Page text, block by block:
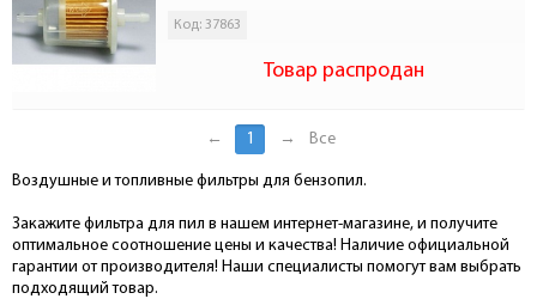
Код: 37863
Товар распродан
← 1 → Все
Воздушные и топливные фильтры для бензопил.
Закажите фильтра для пил в нашем интернет-магазине, и получите
оптимальное соотношение цены и качества! Наличие официальной
гарантии от производителя! Наши специалисты помогут вам выбрать
подходящий товар.